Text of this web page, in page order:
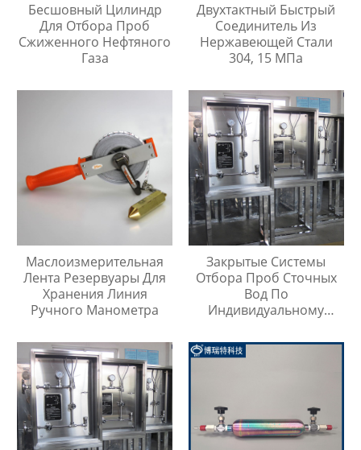
Бесшовный Цилиндр
Для Отбора Проб
Сжиженного Нефтяного
Газа
Двухтактный Быстрый
Соединитель Из
Нержавеющей Стали
304, 15 МПа
Маслоизмерительная
Лента Резервуары Для
Хранения Линия
Ручного Манометра
Закрытые Системы
Отбора Проб Сточных
Вод По
Индивидуальному